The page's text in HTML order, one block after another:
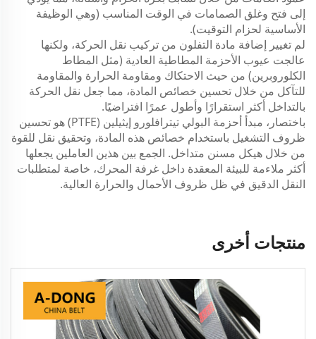
إلى فتح وغلق الصمامات في الوقت المناسب (وهي الوظيفة
الأساسية لحزام التوقيت).
لم تغيير إضافة مادة التفلون من تركيب نقل الحركة، ولكنها
عالجت عيوب الأحزمة المطاطية العادية (مثل المطاط
الكلوروبرين) من حيث الاحتكاك ومقاومة الحرارة والمقاومة
للتآكل من خلال تحسين خصائص المادة، مما جعل نقل الحركة
بالتداخل أكثر استقرارًا وأطول عمرًا افتراضيًا.
باختصار، مبدأ أحزمة البولي تيترافلورو إيثيلين (PTFE) هو تحسين
ظروف التشغيل باستخدام خصائص هذه المادة، وتحقيق نقل للقوة
من خلال هيكل مسنن متداخل. الجمع بين هذين العاملين يجعلها
أكثر ملاءمة للبيئة المعقدة داخل غرفة المحرك، خاصة لمتطلبات
النقل الدقيق في ظل ظروف الأحمال والحرارة العالية.
منتجات أخرى